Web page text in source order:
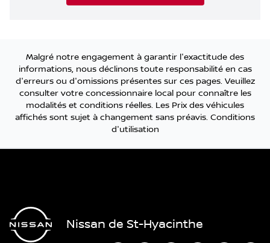
Malgré notre engagement à garantir l'exactitude des
informations, nous déclinons toute responsabilité en cas
d'erreurs ou d'omissions présentes sur ces pages. Veuillez
consulter votre concessionnaire local pour connaître les
modalités et conditions réelles. Les Prix des véhicules
affichés sont sujet à changement sans préavis. Conditions
d'utilisation
Nissan de St-Hyacinthe